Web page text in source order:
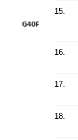
15.
16.
17.
18.